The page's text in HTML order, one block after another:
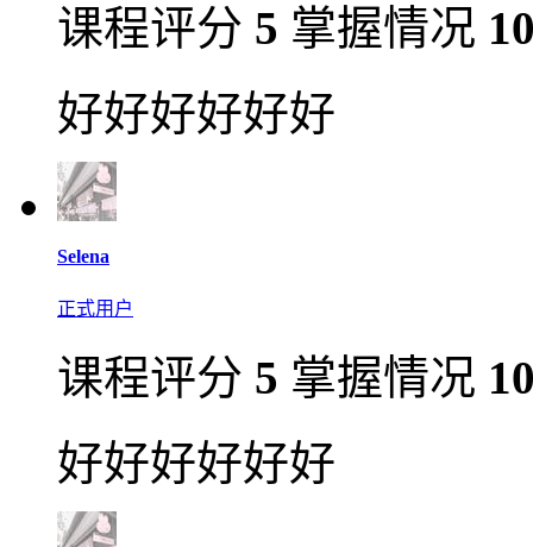
课程评分 5 掌握情况
好好好好好好
Selena
正式用户
课程评分 5 掌握情况
好好好好好好